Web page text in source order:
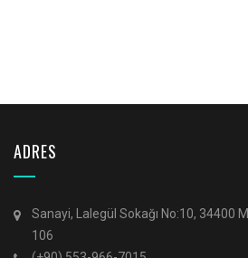
ADRES
Sanayi, Lalegül Sokağı No:10, 34400
106